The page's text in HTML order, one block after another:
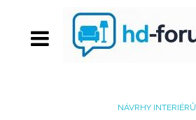
NÁVRHY INTERIÉRŮ